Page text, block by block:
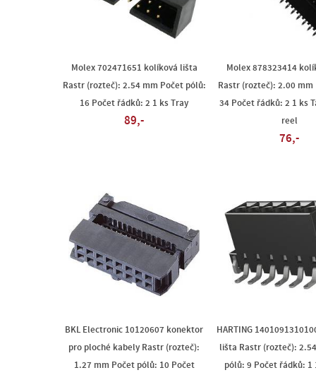
Molex 702471651 kolíková lišta
Rastr (rozteč): 2.54 mm Počet pólů:
16 Počet řádků: 2 1 ks Tray
89,-
Molex 878323414
Rastr (rozteč): 2.00 mm
34 Počet řádků: 2 1 ks
reel
76,-
BKL Electronic 10120607 konektor
pro ploché kabely Rastr (rozteč):
1.27 mm Počet pólů: 10 Počet
HARTING
lišta Rastr (rozteč):
pólů: 9 Počet řádků: 1